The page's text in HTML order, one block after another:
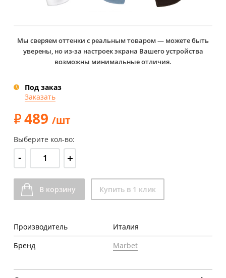
Мы сверяем оттенки с реальным товаром — можете быть
уверены, но из-за настроек экрана Вашего устройства
возможны минимальные отличия.
Под заказ
Заказать
489 /шт
Выберите кол-во:
- +
В корзину Купить в 1 клик
Производитель
Италия
Бренд
Marbet